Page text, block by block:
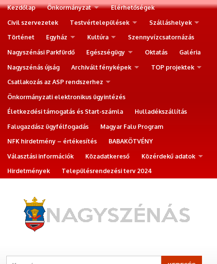
Kezdőlap Önkormányzat
Elérhetőségek
Civil szervezetek
Testvértelepülések
Szálláshelyek
Történet
Egyház Kultúra
Szennyvízcsatornázás
Nagyszénási Parkfürdő
Egészségügy Oktatás
Galéria
Nagyszénás újság
Archivált fényképek
TOP projektek
Csatlakozás az ASP rendszerhez
Önkormányzati elektronikus ügyintézés
Életkezdési támogatás és Start-számla
Hulladékszállítás
Falugazdász ügyfélfogadás
Magyar Falu Program
NFK hirdetmény – értékesítés
BABAKÖTVÉNY
Választási információk
Közadatkereső
Közérdekű adatok
Hirdetmények
Településrendezési terv 2024